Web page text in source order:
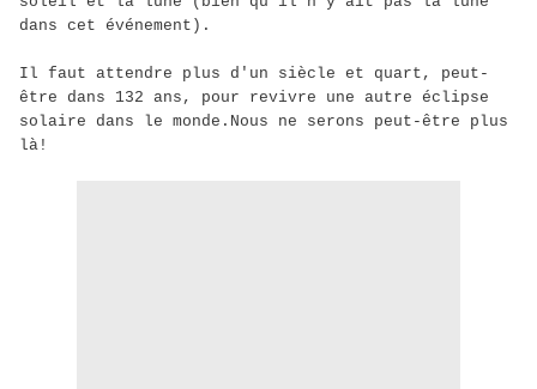
dans cet événement).
Il faut attendre plus d'un siècle et quart, peut-
être dans 132 ans, pour revivre une autre éclipse
solaire dans le monde.Nous ne serons peut-être plus
là!